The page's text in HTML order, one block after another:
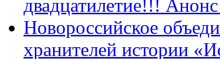
двадцатилетие!!!
Новороссийское
хранителей истории